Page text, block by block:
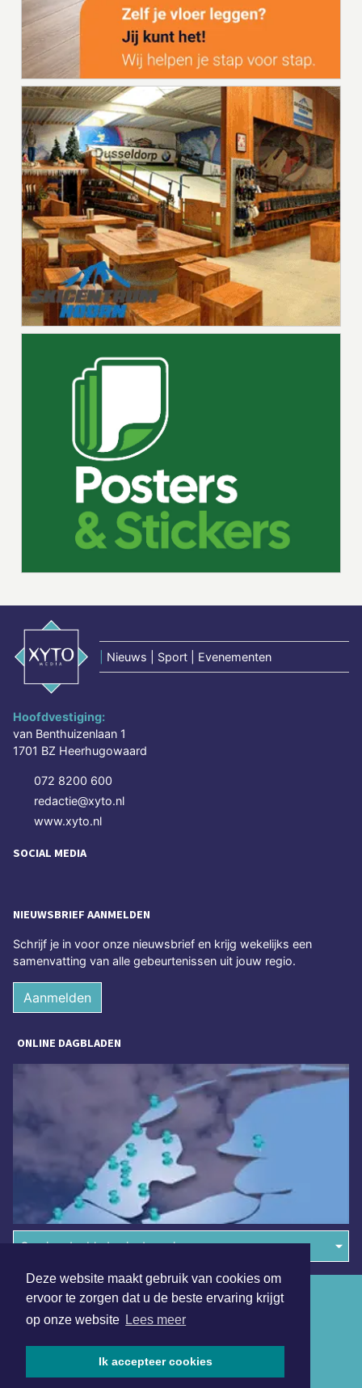
Deze website maakt gebruik van cookies om
ervoor te zorgen dat u de beste ervaring krijgt
op onze website Lees meer
Ik accepteer cookies
Nieuws | Sport | Evenementen
Hoofdvestiging:
van Benthuizenlaan 1
1701 BZ Heerhugowaard
072 8200 600
redactie@xyto.nl
www.xyto.nl
SOCIAL MEDIA
NIEUWSBRIEF AANMELDEN
Schrijf je in voor onze nieuwsbrief en krijg wekelijks een
samenvatting van alle gebeurtenissen uit jouw regio.
Aanmelden
ONLINE DAGBLADEN
Overige dagbladen in de regio
Algemene voorwaarden
Disclaimer